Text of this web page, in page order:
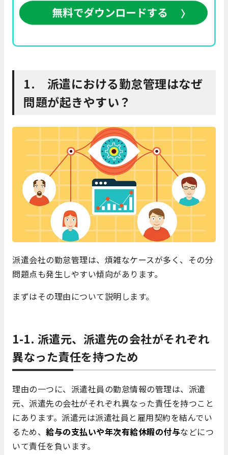
1. 派遣における勤怠管理はなぜ
問題が起きやすい？
派遣会社の勤怠管理は、煩雑なケースが多く、その分
問題点も発生しやすい傾向があります。
まずはその理由について説明します。
1-1. 派遣元、派遣先の会社がそれぞれ
異なった責任を持つため
理由の一つに、派遣社員の勤怠情報の管理は、派遣
元、派遣先の会社がそれぞれ異なった責任を持つこと
にあります。派遣元は派遣社員と雇用契約を結んでい
るため、 給与の支払いや年次有給休暇の付与などにつ
いて責任を負います。